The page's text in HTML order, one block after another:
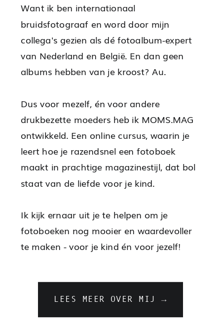
Want ik ben internationaal
bruidsfotograaf en word door mijn
collega's gezien als dé fotoalbum-expert
van Nederland en België. En dan geen
albums hebben van je kroost? Au.
Dus voor mezelf, én voor andere
drukbezette moeders heb ik MOMS.MAG
ontwikkeld. Een online cursus, waarin je
leert hoe je razendsnel een fotoboek
maakt in prachtige magazinestijl, dat bol
staat van de liefde voor je kind.
Ik kijk ernaar uit je te helpen om je
fotoboeken nog mooier en waardevoller
te maken - voor je kind én voor jezelf!
LEES MEER OVER MIJ →